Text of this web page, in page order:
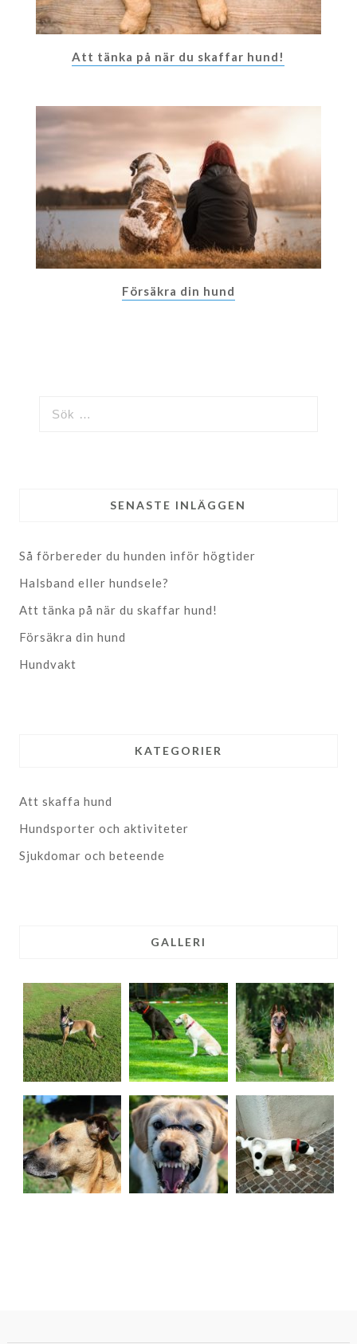
Att tänka på när du skaffar hund!
Försäkra din hund
SENASTE INLÄGGEN
Så förbereder du hunden inför högtider
Halsband eller hundsele?
Att tänka på när du skaffar hund!
Försäkra din hund
Hundvakt
KATEGORIER
Att skaffa hund
Hundsporter och aktiviteter
Sjukdomar och beteende
GALLERI